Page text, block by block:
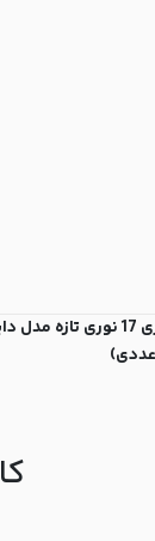
کاسه آبگوشت‌خوری 17 نوری